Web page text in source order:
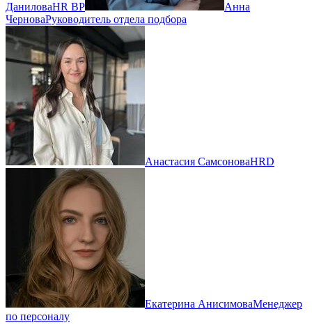
ДаниловаHR BP
Анна
ЧерноваРуководитель отдела подбора
Анастасия СамсоноваHRD
Екатерина АнисимоваМенеджер
по персоналу